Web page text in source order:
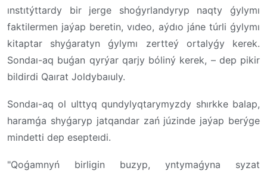
ınstıtýttardy bir jerge shoǵyrlandyryp naqty ǵylymı
faktilermen jaýap beretin, vıdeo, aýdıo jáne túrli ǵylymı
kitaptar shyǵaratyn ǵylymı zertteý ortalyǵy kerek.
Sondaı-aq buǵan qyrýar qarjy bóliný kerek, – dep pikir
bildirdi Qaırat Joldybaıuly.
Sondaı-aq ol ulttyq qundylyqtarymyzdy shırkke balap,
haramǵa shyǵaryp jatqandar zań júzinde jaýap berýge
mindetti dep esepteıdi.
"Qoǵamnyń birligin buzyp, yntymaǵyna syzat